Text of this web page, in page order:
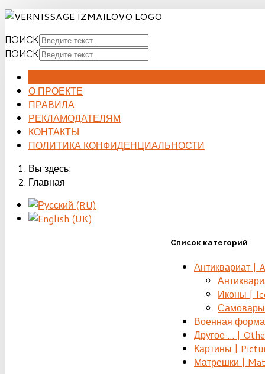
ПОИСК
ПОИСК
О ПРОЕКТЕ
ПРАВИЛА
РЕКЛАМОДАТЕЛЯМ
КОНТАКТЫ
ПОЛИТИКА КОНФИДЕНЦИАЛЬНОСТИ
Вы здесь:
Главная
Список категорий
Антиквариат |
Иконы |
Военная
Другое ... |
Картины |
Матрешки |